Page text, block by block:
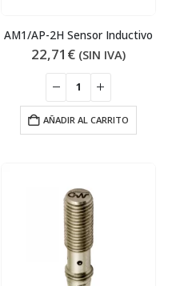
AM1/AP-2H Sensor Inductivo
22,71 € (SIN IVA)
AÑADIR AL CARRITO